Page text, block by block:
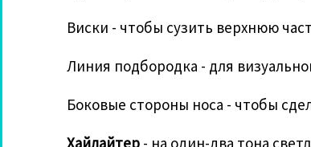
Виски - чтобы сузить верхнюю
Линия подбородка - для
Боковые стороны носа - чтобы